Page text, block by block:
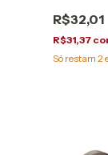
R$32,01
R$31,37
Só restam 2